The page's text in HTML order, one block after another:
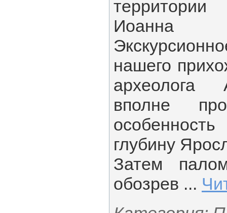
Иоанна
нашего
археолога
вполне
глубину
Затем
обозрев ...